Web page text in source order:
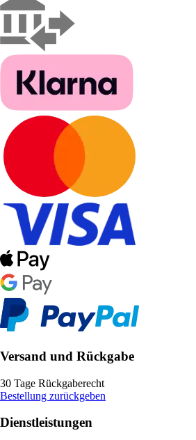
Versand und Rückgabe
30 Tage Rückgaberecht
Bestellung zurückgeben
Dienstleistungen